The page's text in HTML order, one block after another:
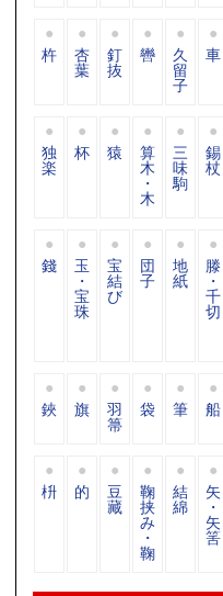
杵 杏
葉
釘
抜
轡 久
留
子
車
独
楽
杯 猿 算
木
・
木
三
味
駒
錫
杖
錢 玉
・
宝
珠
宝
結
び
団
子
地
紙
滕
・
千
切
鋏 旗 羽
箒
袋 筆 船
枡 的 豆
藏
鞠
挟
み
・
鞠
結
綿
矢
・
矢
筈